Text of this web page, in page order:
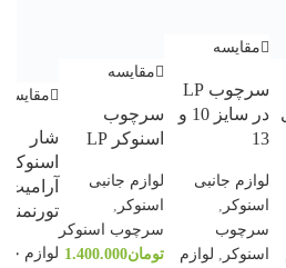
مقایسه
سرچوب LP
در سایز 10 و
13
لوازم جانبی
اسنوکر ,
سرچوب
اسنوکر , لوازم
مقایسه
سرچوب
اسنوکر LP
لوازم جانبی
اسنوکر ,
سرچوب اسنوکر
تومان1.400.000
مقایسه
شار
اسنوکر
آرامیت
تورنمنت
لوازم